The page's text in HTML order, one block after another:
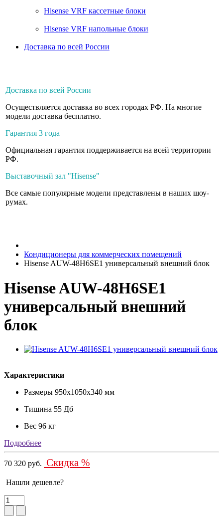
Hisense VRF кассетные блоки
Hisense VRF напольные блоки
Доставка по всей России
Доставка по всей России
Осуществляется доставка во всех городах РФ. На многие
модели доставка бесплатно.
Гарантия 3 года
Официальная гарантия поддерживается на всей территории
РФ.
Выставочный зал "Hisense"
Все самые популярные модели представлены в наших шоу-
румах.
Кондиционеры для коммерческих помещений
Hisense AUW-48H6SE1 универсальный внешний блок
Hisense AUW-48H6SE1
универсальный внешний
блок
Характеристики
Размеры 950x1050x340 мм
Тишина 55 Дб
Вес 96 кг
Подробнее
70 320 руб. Скидка %
Нашли дешевле?